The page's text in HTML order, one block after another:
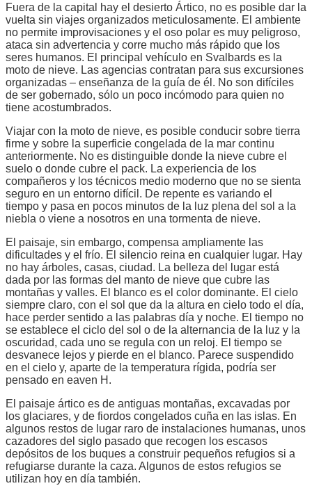
Fuera de la capital hay el desierto Ártico, no es posible dar la
vuelta sin viajes organizados meticulosamente. El ambiente
no permite improvisaciones y el oso polar es muy peligroso,
ataca sin advertencia y corre mucho más rápido que los
seres humanos. El principal vehículo en Svalbards es la
moto de nieve. Las agencias contratan para sus excursiones
organizadas – enseñanza de la guía de él. No son difíciles
de ser gobernado, sólo un poco incómodo para quien no
tiene acostumbrados.
Viajar con la moto de nieve, es posible conducir sobre tierra
firme y sobre la superficie congelada de la mar continu
anteriormente. No es distinguible donde la nieve cubre el
suelo o donde cubre el pack. La experiencia de los
compañeros y los técnicos medio moderno que no se sienta
seguro en un entorno difícil. De repente es variando el
tiempo y pasa en pocos minutos de la luz plena del sol a la
niebla o viene a nosotros en una tormenta de nieve.
El paisaje, sin embargo, compensa ampliamente las
dificultades y el frío. El silencio reina en cualquier lugar. Hay
no hay árboles, casas, ciudad. La belleza del lugar está
dada por las formas del manto de nieve que cubre las
montañas y valles. El blanco es el color dominante. El cielo
siempre claro, con el sol que da la altura en cielo todo el día,
hace perder sentido a las palabras día y noche. El tiempo no
se establece el ciclo del sol o de la alternancia de la luz y la
oscuridad, cada uno se regula con un reloj. El tiempo se
desvanece lejos y pierde en el blanco. Parece suspendido
en el cielo y, aparte de la temperatura rígida, podría ser
pensado en eaven H.
El paisaje ártico es de antiguas montañas, excavadas por
los glaciares, y de fiordos congelados cuña en las islas. En
algunos restos de lugar raro de instalaciones humanas, unos
cazadores del siglo pasado que recogen los escasos
depósitos de los buques a construir pequeños refugios si a
refugiarse durante la caza. Algunos de estos refugios se
utilizan hoy en día también.